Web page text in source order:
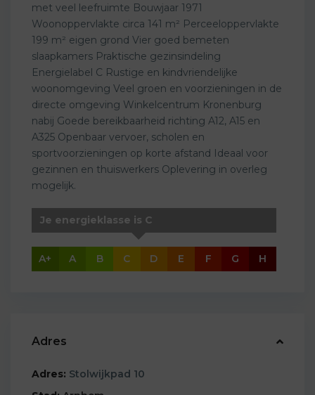
met veel leefruimte Bouwjaar 1971
Woonoppervlakte circa 141 m² Perceeloppervlakte
199 m² eigen grond Vier goed bemeten
slaapkamers Praktische gezinsindeling
Energielabel C Rustige en kindvriendelijke
woonomgeving Veel groen en voorzieningen in de
directe omgeving Winkelcentrum Kronenburg
nabij Goede bereikbaarheid richting A12, A15 en
A325 Openbaar vervoer, scholen en
sportvoorzieningen op korte afstand Ideaal voor
gezinnen en thuiswerkers Oplevering in overleg
mogelijk.
A+ A B
Je energieklasse is C
C D E F G H
Adres
Adres: Stolwijkpad 10